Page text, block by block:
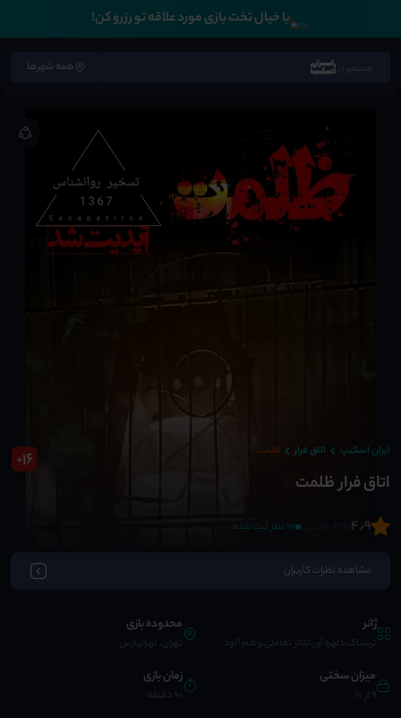
🛏️با خیال تخت بازی مورد علاقه تو رزرو کن!
همه شهرها
ایران اسکیپ اتاق فرار ظلمت
اتاق فرار ظلمت
16
+
4٫9 62 نظر ثبت شده
مشاهده نظرات کاربران
ژانر
ترسناک،دلهره آور،تئاتر تعاملی،وهم آلود
محدوده بازی
تهران، تهرانپارس
میزان سختی
9 از 10
زمان بازی
90 دقیقه